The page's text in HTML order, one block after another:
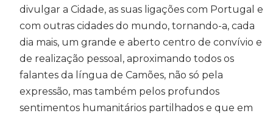
divulgar a Cidade, as suas ligações com Portugal e
com outras cidades do mundo, tornando-a, cada
dia mais, um grande e aberto centro de convívio e
de realização pessoal, aproximando todos os
falantes da língua de Camões, não só pela
expressão, mas também pelos profundos
sentimentos humanitários partilhados e que em